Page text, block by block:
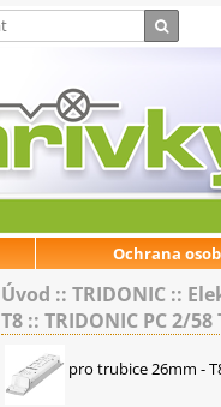
Ochrana
Úvod :: TRIDONIC ::
T8 :: TRIDONIC PC 2/
pro trubice 26mm -